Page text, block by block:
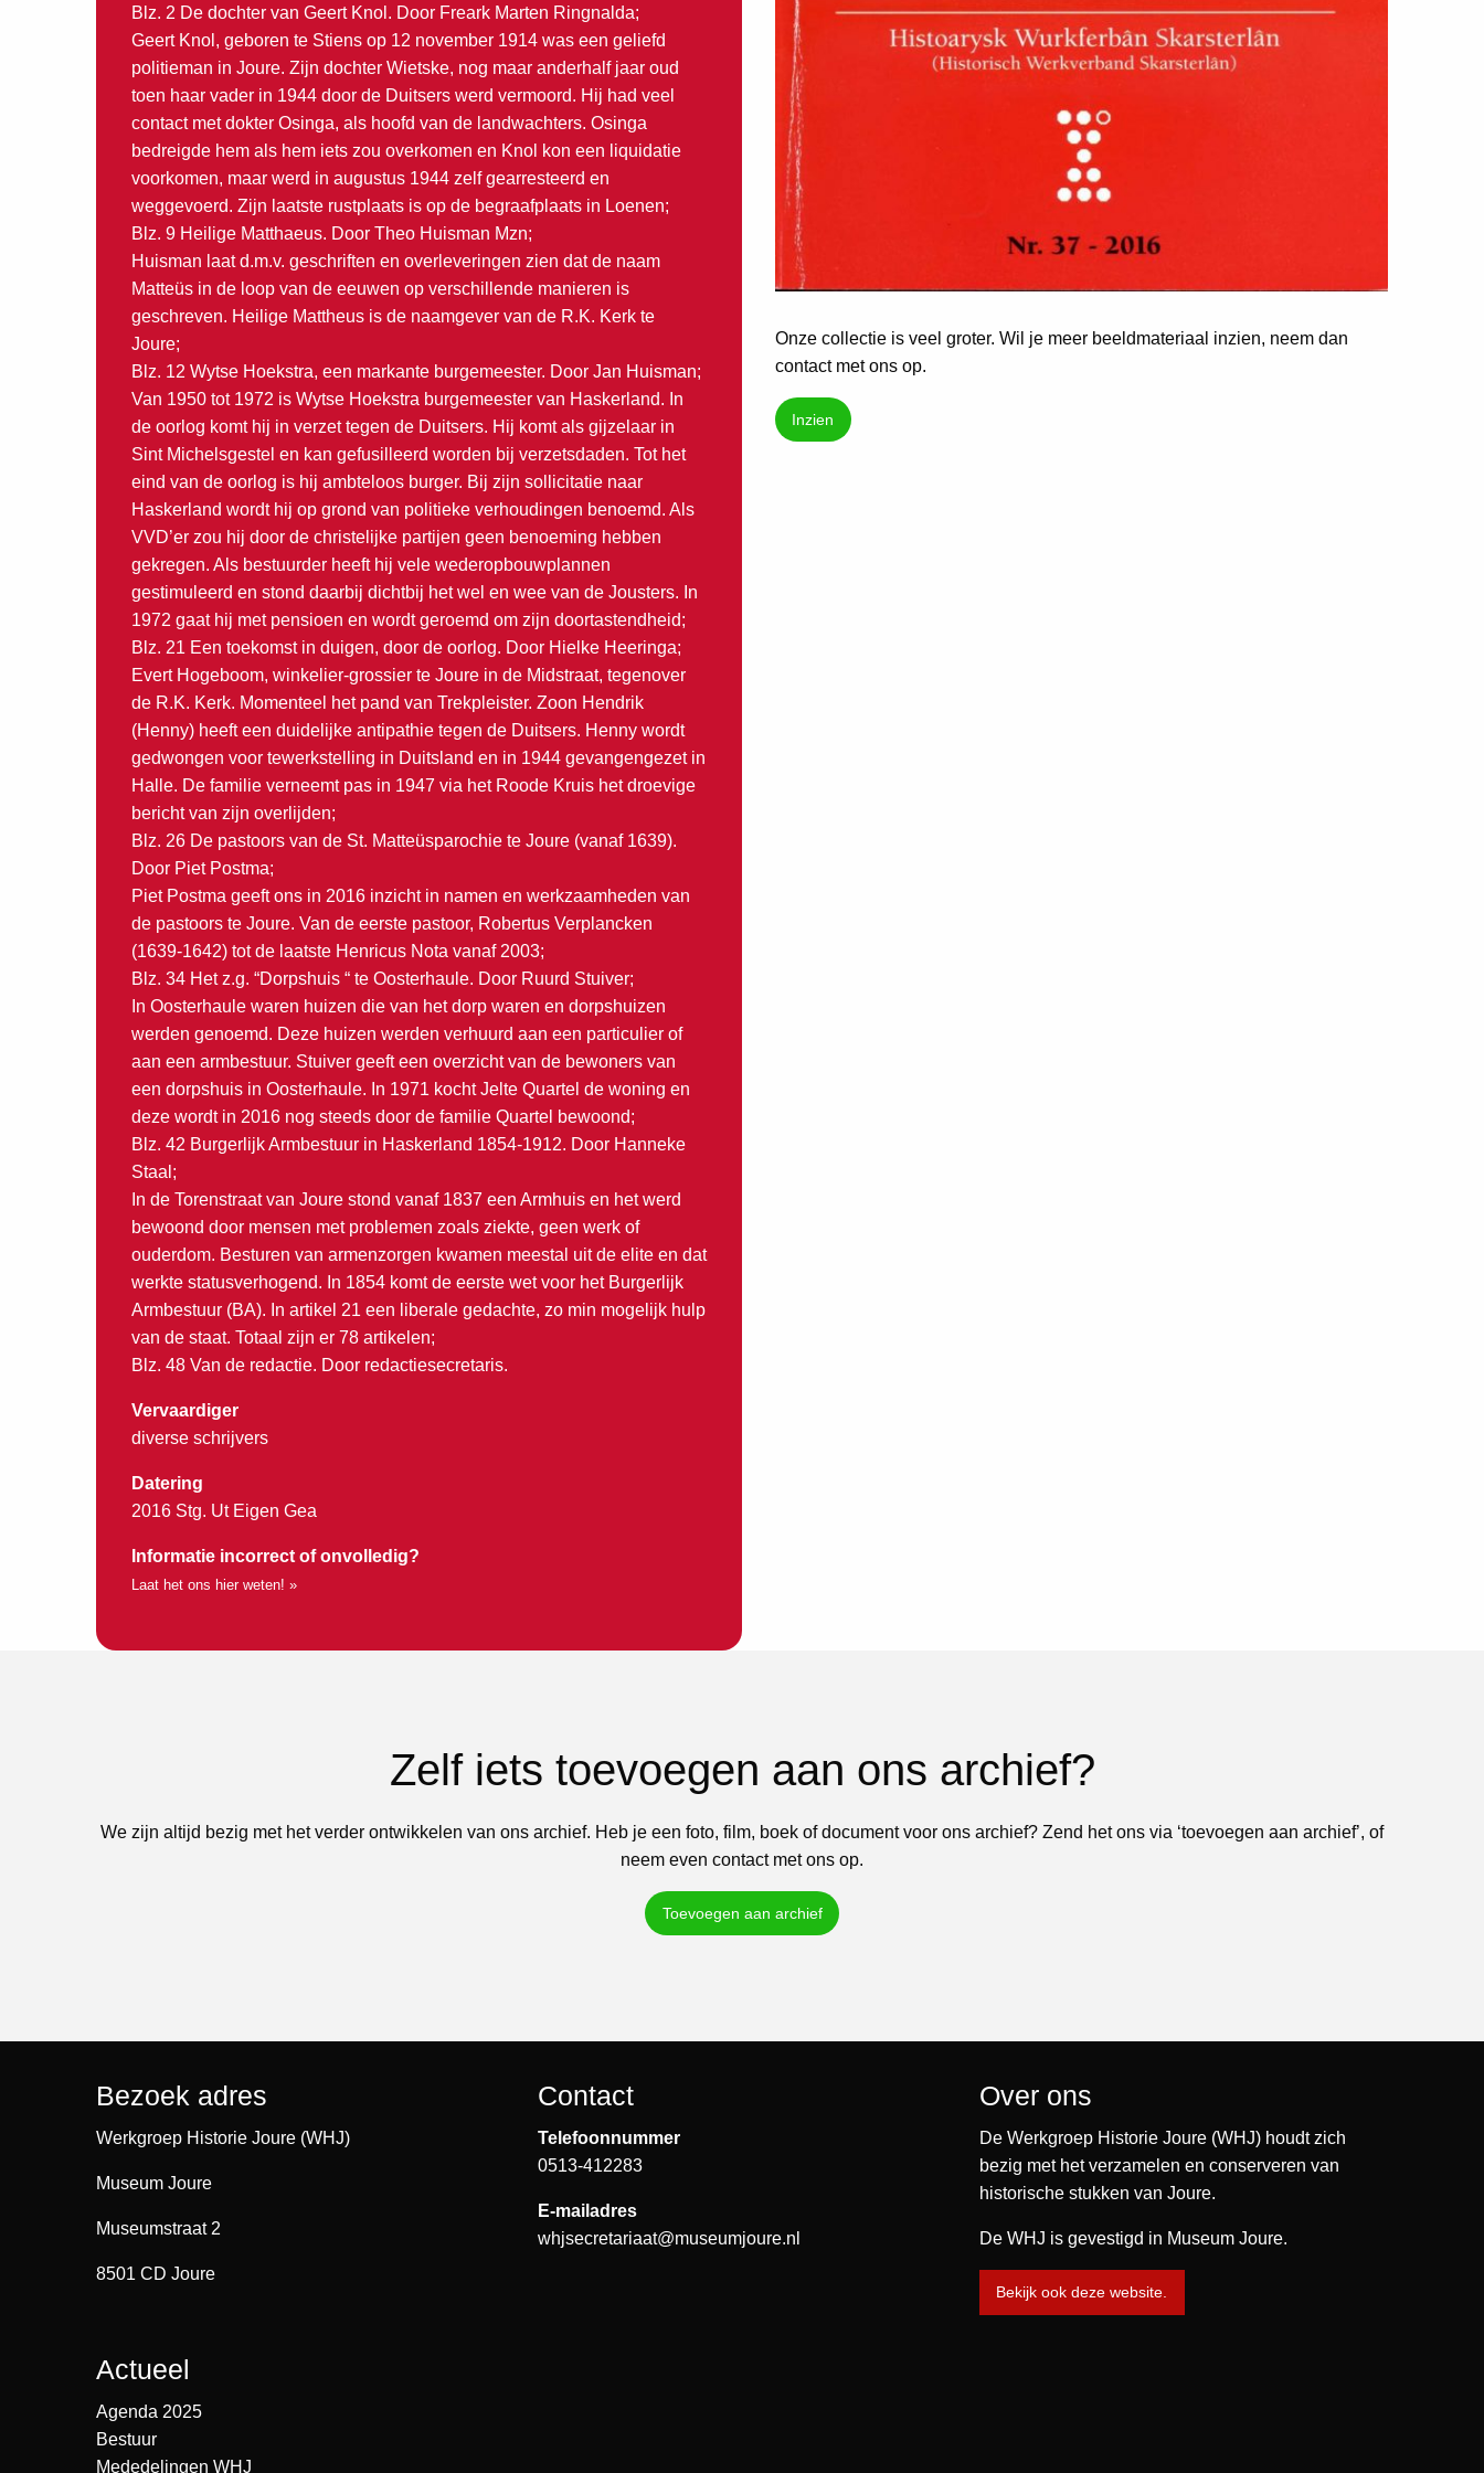
Blz. 2 De dochter van Geert Knol. Door Freark Marten Ringnalda;
Geert Knol, geboren te Stiens op 12 november 1914 was een geliefd
politieman in Joure. Zijn dochter Wietske, nog maar anderhalf jaar oud
toen haar vader in 1944 door de Duitsers werd vermoord. Hij had veel
contact met dokter Osinga, als hoofd van de landwachters. Osinga
bedreigde hem als hem iets zou overkomen en Knol kon een liquidatie
voorkomen, maar werd in augustus 1944 zelf gearresteerd en
weggevoerd. Zijn laatste rustplaats is op de begraafplaats in Loenen;
Blz. 9 Heilige Matthaeus. Door Theo Huisman Mzn;
Huisman laat d.m.v. geschriften en overleveringen zien dat de naam
Matteüs in de loop van de eeuwen op verschillende manieren is
geschreven. Heilige Mattheus is de naamgever van de R.K. Kerk te
Joure;
Blz. 12 Wytse Hoekstra, een markante burgemeester. Door Jan Huisman;
Van 1950 tot 1972 is Wytse Hoekstra burgemeester van Haskerland. In
de oorlog komt hij in verzet tegen de Duitsers. Hij komt als gijzelaar in
Sint Michelsgestel en kan gefusilleerd worden bij verzetsdaden. Tot het
eind van de oorlog is hij ambteloos burger. Bij zijn sollicitatie naar
Haskerland wordt hij op grond van politieke verhoudingen benoemd. Als
VVD’er zou hij door de christelijke partijen geen benoeming hebben
gekregen. Als bestuurder heeft hij vele wederopbouwplannen
gestimuleerd en stond daarbij dichtbij het wel en wee van de Jousters. In
1972 gaat hij met pensioen en wordt geroemd om zijn doortastendheid;
Blz. 21 Een toekomst in duigen, door de oorlog. Door Hielke Heeringa;
Evert Hogeboom, winkelier-grossier te Joure in de Midstraat, tegenover
de R.K. Kerk. Momenteel het pand van Trekpleister. Zoon Hendrik
(Henny) heeft een duidelijke antipathie tegen de Duitsers. Henny wordt
gedwongen voor tewerkstelling in Duitsland en in 1944 gevangengezet in
Halle. De familie verneemt pas in 1947 via het Roode Kruis het droevige
bericht van zijn overlijden;
Blz. 26 De pastoors van de St. Matteüsparochie te Joure (vanaf 1639).
Door Piet Postma;
Piet Postma geeft ons in 2016 inzicht in namen en werkzaamheden van
de pastoors te Joure. Van de eerste pastoor, Robertus Verplancken
(1639-1642) tot de laatste Henricus Nota vanaf 2003;
Blz. 34 Het z.g. “Dorpshuis “ te Oosterhaule. Door Ruurd Stuiver;
In Oosterhaule waren huizen die van het dorp waren en dorpshuizen
werden genoemd. Deze huizen werden verhuurd aan een particulier of
aan een armbestuur. Stuiver geeft een overzicht van de bewoners van
een dorpshuis in Oosterhaule. In 1971 kocht Jelte Quartel de woning en
deze wordt in 2016 nog steeds door de familie Quartel bewoond;
Blz. 42 Burgerlijk Armbestuur in Haskerland 1854-1912. Door Hanneke
Staal;
In de Torenstraat van Joure stond vanaf 1837 een Armhuis en het werd
bewoond door mensen met problemen zoals ziekte, geen werk of
ouderdom. Besturen van armenzorgen kwamen meestal uit de elite en dat
werkte statusverhogend. In 1854 komt de eerste wet voor het Burgerlijk
Armbestuur (BA). In artikel 21 een liberale gedachte, zo min mogelijk hulp
van de staat. Totaal zijn er 78 artikelen;
Blz. 48 Van de redactie. Door redactiesecretaris.
Vervaardiger
diverse schrijvers
Datering
2016 Stg. Ut Eigen Gea
Informatie incorrect of onvolledig?
Laat het ons hier weten! »
Onze collectie is veel groter. Wil je meer beeldmateriaal inzien, neem dan
contact met ons op.
Inzien
Zelf iets toevoegen aan ons archief?
We zijn altijd bezig met het verder ontwikkelen van ons archief. Heb je een foto, film, boek of document voor ons archief? Zend het ons via ‘toevoegen aan archief’, of
neem even contact met ons op.
Toevoegen aan archief
Bezoek adres
Werkgroep Historie Joure (WHJ)
Museum Joure
Museumstraat 2
8501 CD Joure
Contact
Telefoonnummer
0513-412283
E-mailadres
whjsecretariaat@museumjoure.nl
Over ons
De Werkgroep Historie Joure (WHJ) houdt zich
bezig met het verzamelen en conserveren van
historische stukken van Joure.
De WHJ is gevestigd in Museum Joure.
Bekijk ook deze website.
Actueel
Agenda 2025
Bestuur
Mededelingen WHJ